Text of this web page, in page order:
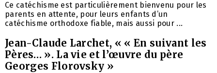
Ce catéchisme est particulièrement bienvenu pour les
parents en attente, pour leurs enfants d’un
catéchisme orthodoxe fiable, mais aussi pour ...
Jean-Claude Larchet, « « En suivant les
Pères… ». La vie et l’œuvre du père
Georges Florovsky »